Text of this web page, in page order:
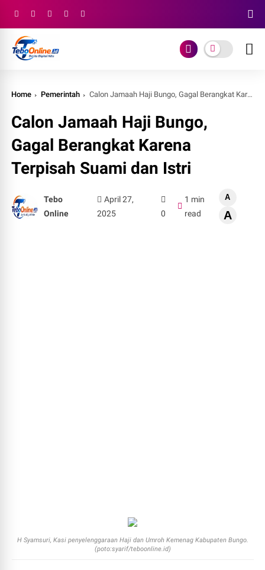
Home Pemerintah Calon Jamaah Haji Bungo, Gagal Berangkat Karena Terpisah Suami dan Istri
Calon Jamaah Haji Bungo,
Gagal Berangkat Karena
Terpisah Suami dan Istri
Tebo
Online
April 27,
2025
0
1 min
read
A
A
H Syamsuri, Kasi penyelenggaraan Haji dan Umroh Kemenag Kabupaten Bungo.
(poto:syarif/teboonline.id)